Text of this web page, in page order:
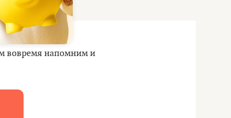
вовремя напомним и